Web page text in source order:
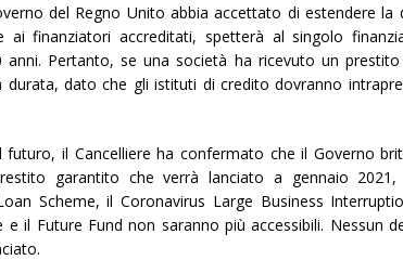
del Regno Unito abbia accettato di estendere la
ai finanziatori accreditati, spetterà al singolo
Pertanto, se una società ha ricevuto un
durata, dato che gli istituti di credito dovranno
futuro, il Cancelliere ha confermato che il Governo
garantito che verrà lanciato a gennaio 2021,
Scheme, il Coronavirus Large Business
e il Future Fund non saranno più accessibili. Nessun